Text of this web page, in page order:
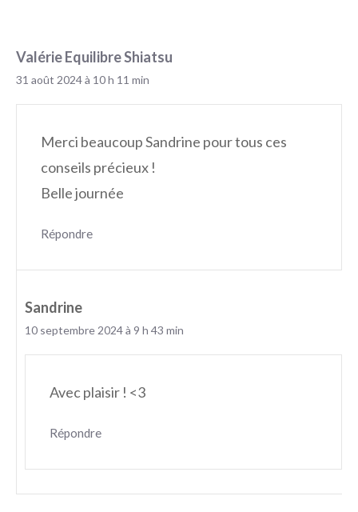
Valérie Equilibre Shiatsu
31 août 2024 à 10 h 11 min
Merci beaucoup Sandrine pour tous ces
conseils précieux !
Belle journée
Répondre
Sandrine
10 septembre 2024 à 9 h 43 min
Avec plaisir ! <3
Répondre